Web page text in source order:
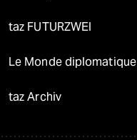
taz FUTURZWEI
Le Monde diplomatique
taz Archiv